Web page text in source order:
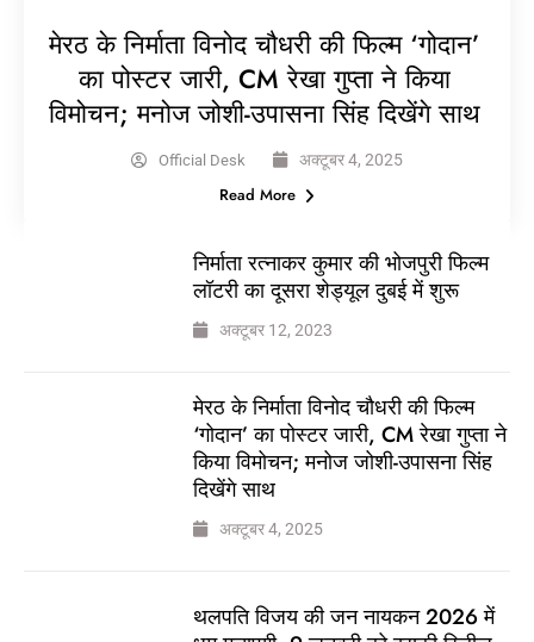
मेरठ के निर्माता विनोद चौधरी की फिल्म ‘गोदान’
का पोस्टर जारी, CM रेखा गुप्ता ने किया
विमोचन; मनोज जोशी-उपासना सिंह दिखेंगे साथ
Official Desk अक्टूबर 4, 2025
Read More
निर्माता रत्नाकर कुमार की भोजपुरी फिल्म
लॉटरी का दूसरा शेड्यूल दुबई में शुरू
अक्टूबर 12, 2023
मेरठ के निर्माता विनोद चौधरी की फिल्म
‘गोदान’ का पोस्टर जारी, CM रेखा गुप्ता ने
किया विमोचन; मनोज जोशी-उपासना सिंह
दिखेंगे साथ
अक्टूबर 4, 2025
थलपति विजय की जन नायकन 2026 में